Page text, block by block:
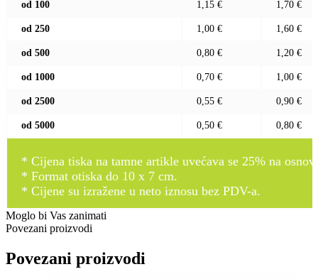
od 100 1,15 € 1,70 €
od 250 1,00 € 1,60 €
od 500 0,80 € 1,20 €
od 1000 0,70 € 1,00 €
od 2500 0,55 € 0,90 €
od 5000 0,50 € 0,80 €
* Cijena tiska na tamne artikle uvećava se 25% na
* Format otiska do 10 x 7 cm.
* Cijene su izražene u neto iznosu bez PDV-a.
Moglo bi Vas zanimati
Povezani proizvodi
Povezani proizvodi